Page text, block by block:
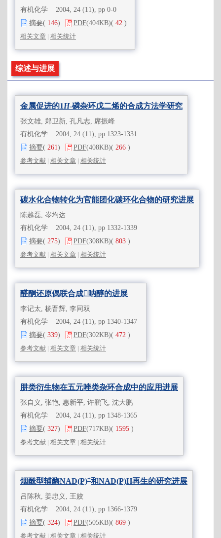
有机化学 2004, 24 (11), pp 0-0
摘要( 146) PDF(404KB)( 42 )
相关文章 | 相关统计
综述与进展
金属促进的1H-磷杂环戊二烯的合成方法学研究
张文雄, 郑卫新, 孔凡志, 席振峰
有机化学 2004, 24 (11), pp 1323-1331
摘要( 261) PDF(408KB)( 266 )
参考文献 | 相关文章 | 相关统计
碳水化合物转化为官能团化碳环化合物的研究进展
陈越磊, 岑均达
有机化学 2004, 24 (11), pp 1332-1339
摘要( 275) PDF(308KB)( 803 )
参考文献 | 相关文章 | 相关统计
醛酮还原偶联合成𠯯呐醇的进展
李记太, 杨晋辉, 李同双
有机化学 2004, 24 (11), pp 1340-1347
摘要( 339) PDF(302KB)( 472 )
参考文献 | 相关文章 | 相关统计
肼类衍生物在五元唑类杂环合成中的应用进展
张自义, 张艳, 惠新平, 许鹏飞, 沈大鹏
有机化学 2004, 24 (11), pp 1348-1365
摘要( 327) PDF(717KB)( 1595 )
参考文献 | 相关文章 | 相关统计
烟酰型辅酶NAD(P)+和NAD(P)H再生的研究进展
吕陈秋, 姜忠义, 王姣
有机化学 2004, 24 (11), pp 1366-1379
摘要( 324) PDF(505KB)( 869 )
参考文献 | 相关文章 | 相关统计